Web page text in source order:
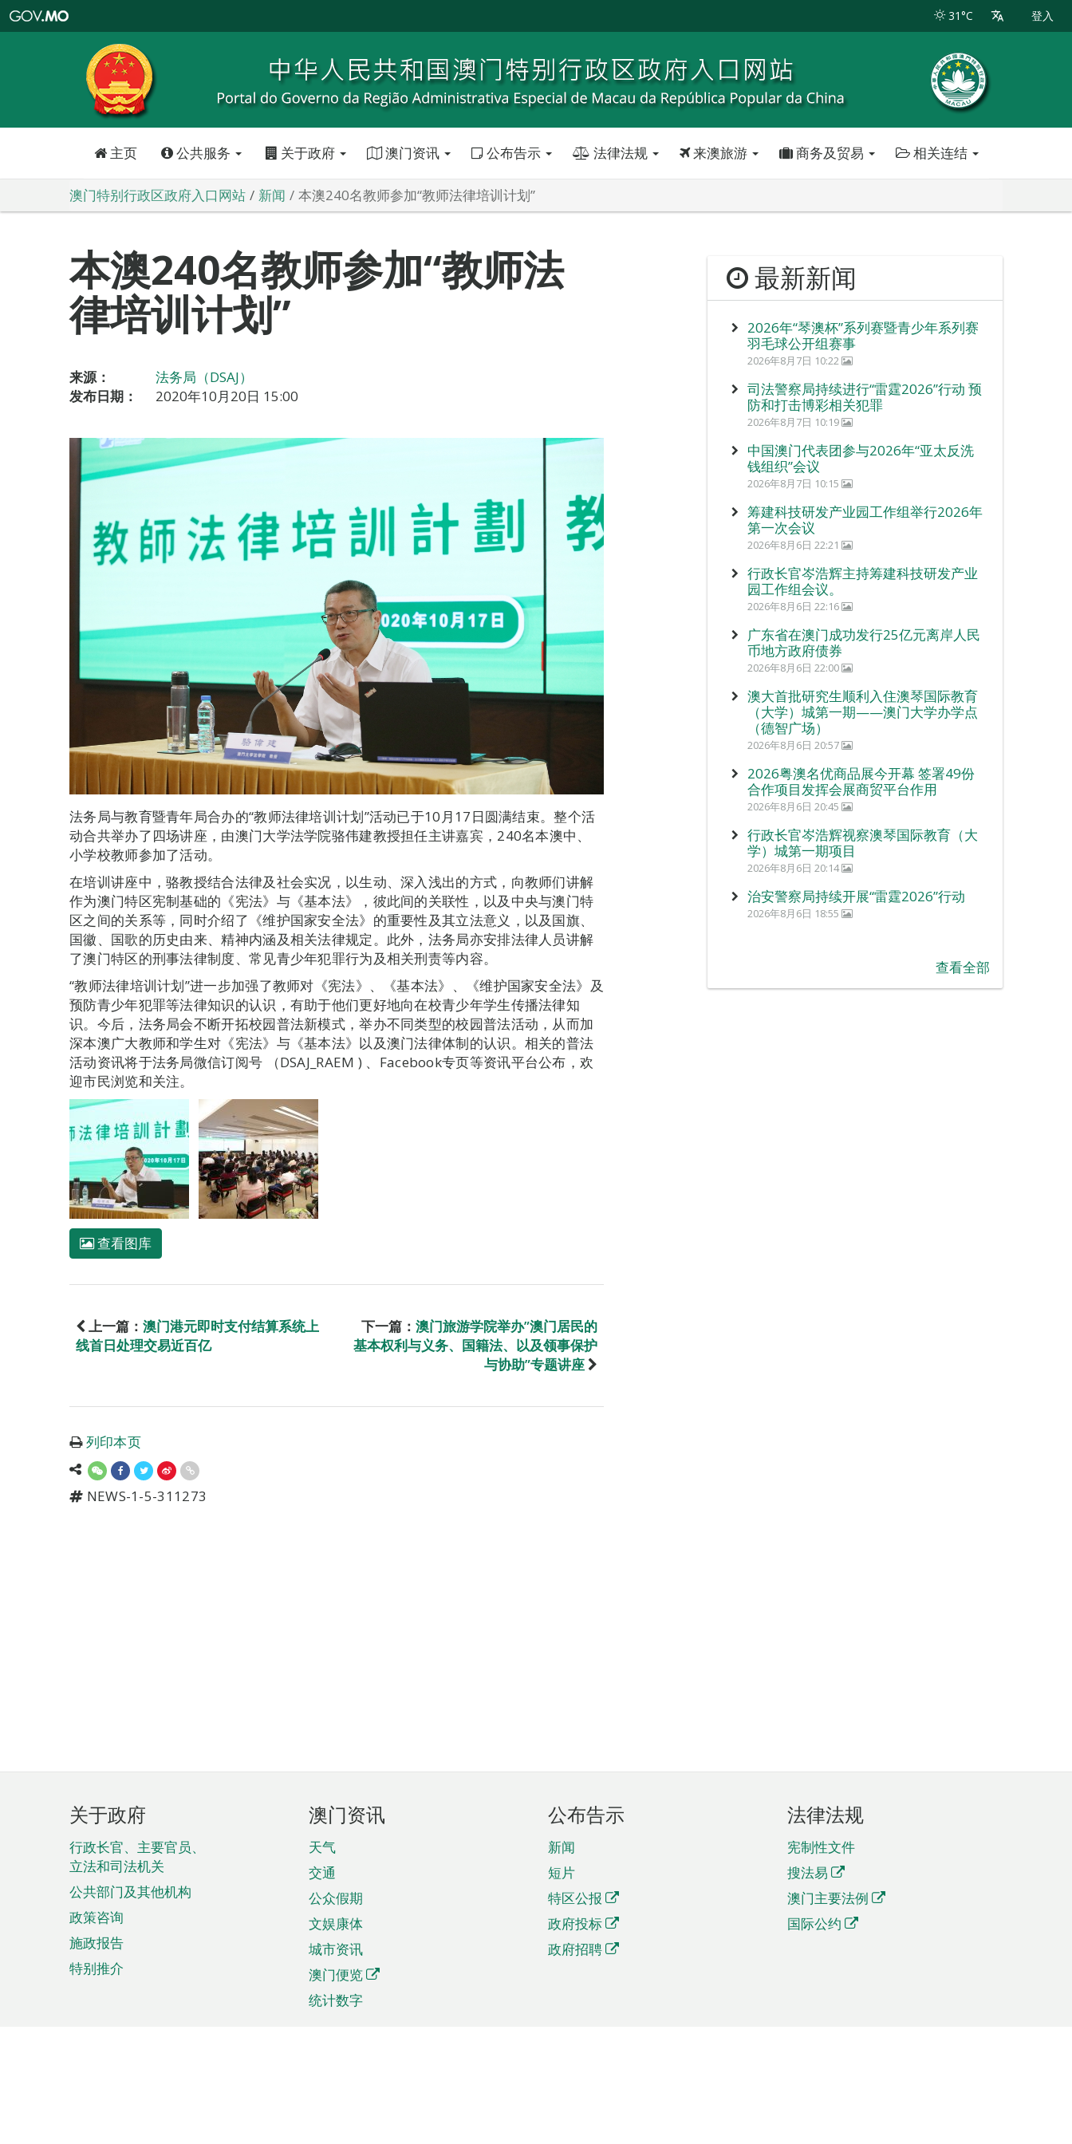
特
政
区
政
口
31°C 登入
主页 公共服务 关于政府 澳门资讯 公布告示 法律法规 来澳旅游 商务及贸易 相关连结
澳门特别行政区政府入口网站 新闻 本澳240名教师参加“教师法律培训计划”
本澳240名教师参加“教师法
律培训计划”
来源：
法务局（DSAJ）
发布日期：
2020年10月20日 15:00
法务局与教育暨青年局合办的“教师法律培训计划”活动已于10月17日圆满结束。整个活
动合共举办了四场讲座，由澳门大学法学院骆伟建教授担任主讲嘉宾，240名本澳中、
小学校教师参加了活动。
在培训讲座中，骆教授结合法律及社会实况，以生动、深入浅出的方式，向教师们讲解
作为澳门特区宪制基础的《宪法》与《基本法》，彼此间的关联性，以及中央与澳门特
区之间的关系等，同时介绍了《维护国家安全法》的重要性及其立法意义，以及国旗、
国徽、国歌的历史由来、精神内涵及相关法律规定。此外，法务局亦安排法律人员讲解
了澳门特区的刑事法律制度、常见青少年犯罪行为及相关刑责等内容。
“教师法律培训计划”进一步加强了教师对《宪法》、《基本法》、《维护国家安全法》及
预防青少年犯罪等法律知识的认识，有助于他们更好地向在校青少年学生传播法律知
识。今后，法务局会不断开拓校园普法新模式，举办不同类型的校园普法活动，从而加
深本澳广大教师和学生对《宪法》与《基本法》以及澳门法律体制的认识。相关的普法
活动资讯将于法务局微信订阅号 （DSAJ_RAEM ) 、Facebook专页等资讯平台公布，欢
迎市民浏览和关注。
查看图库
上一篇： 澳门港元即时支付结算系统上
线首日处理交易近百亿
下一篇： 澳门旅游学院举办”澳门居民的
基本权利与义务、国籍法、以及领事保护
与协助”专题讲座
列印本页
NEWS-1-5-311273
最新新闻
2026年“琴澳杯”系列赛暨青少年系列赛
羽毛球公开组赛事
2026年8月7日 10:22
司法警察局持续进行“雷霆2026”行动 预
防和打击博彩相关犯罪
2026年8月7日 10:19
中国澳门代表团参与2026年“亚太反洗
钱组织”会议
2026年8月7日 10:15
筹建科技研发产业园工作组举行2026年
第一次会议
2026年8月6日 22:21
行政长官岑浩辉主持筹建科技研发产业
园工作组会议。
2026年8月6日 22:16
广东省在澳门成功发行25亿元离岸人民
币地方政府债券
2026年8月6日 22:00
澳大首批研究生顺利入住澳琴国际教育
（大学）城第一期——澳门大学办学点
（德智广场）
2026年8月6日 20:57
2026粤澳名优商品展今开幕 签署49份
合作项目发挥会展商贸平台作用
2026年8月6日 20:45
行政长官岑浩辉视察澳琴国际教育（大
学）城第一期项目
2026年8月6日 20:14
治安警察局持续开展“雷霆2026”行动
2026年8月6日 18:55
查看全部
页
脚
菜
单
关于政府
行政长官、主要官员、
立法和司法机关
公共部门及其他机构
政策咨询
施政报告
特别推介
澳门资讯
天气
交通
公众假期
文娱康体
城市资讯
澳门便览
统计数字
公布告示
新闻
短片
特区公报
政府投标
政府招聘
法律法规
宪制性文件
搜法易
澳门主要法例
国际公约